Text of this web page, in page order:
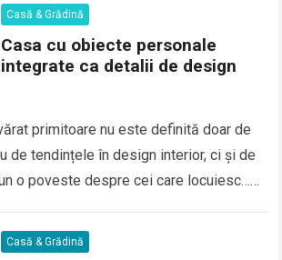
Casă & Grădină
Casa cu obiecte personale
integrate ca detalii de design
primitoare nu este definită doar de
de tendințele în design interior, ci și de
o poveste despre cei care locuiesc…
Casă & Grădină